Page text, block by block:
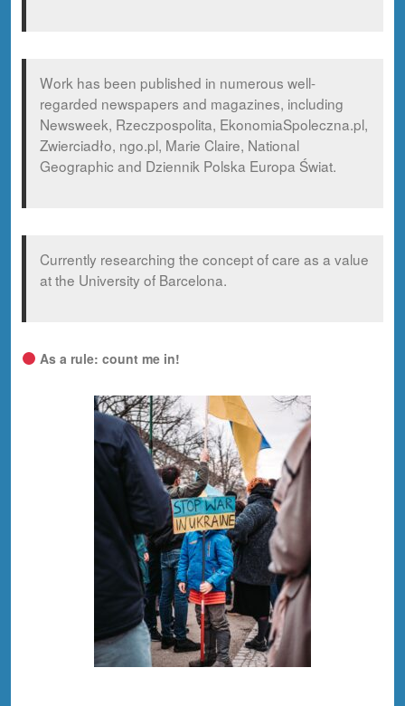
Work has been published in numerous well-
regarded newspapers and magazines, including
Newsweek, Rzeczpospolita, EkonomiaSpoleczna.pl,
Zwierciadło, ngo.pl, Marie Claire, National
Geographic and Dziennik Polska Europa Świat.
Currently researching the concept of care as a value
at the University of Barcelona.
As a rule: count me in!